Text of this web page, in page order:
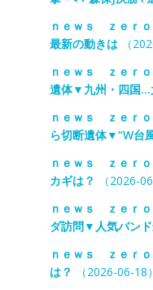
ｎｅｗｓ ｚｅｒｏ
最新の動きは（
ｎｅｗｓ ｚｅｒ
遺体▼九州・四国…
ｎｅｗｓ ｚｅｒ
ら切断遺体▼“W台
ｎｅｗｓ ｚｅｒ
カギは？
（2026-
ｎｅｗｓ ｚｅｒ
ダ訪問▼人気バン
ｎｅｗｓ ｚｅｒ
は？
（2026-06-18）